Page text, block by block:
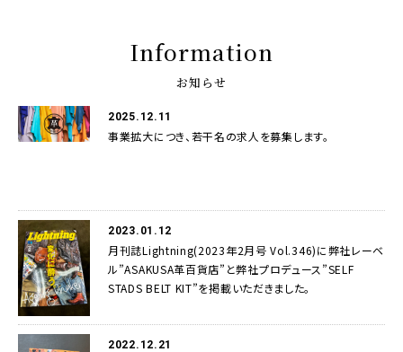
Information
お知らせ
2025.12.11
事業拡大につき、若干名の求人を募集します。
2023.01.12
月刊誌Lightning(2023年2月号 Vol.346)に弊社レーベ
ル”ASAKUSA革百貨店”と弊社プロデュース”SELF
STADS BELT KIT”を掲載いただきました。
2022.12.21